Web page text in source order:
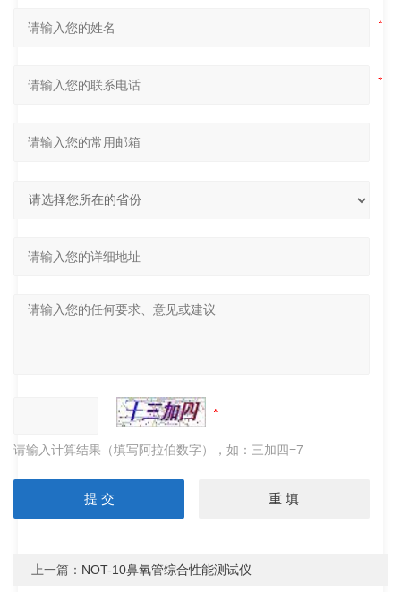
请输入计算结果（填写阿拉伯数字），如：三加四=7
上一篇： NOT-10鼻氧管综合性能测试仪